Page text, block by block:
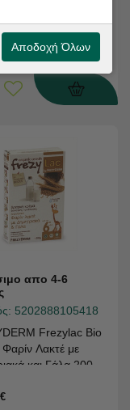
6m+, 250g
απο 4-6
5202888105418
Frezylac Bio
Λακτέ με
και Γάλα 200
€
Αποδοχή Όλων